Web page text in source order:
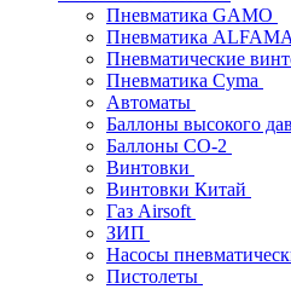
Пневматика GAMO
Пневматика
Пневматические
Пневматика Cyma
Автоматы
Баллоны высокого
Баллоны СО-2
Винтовки
Винтовки Китай
Газ Airsoft
ЗИП
Насосы
Пистолеты